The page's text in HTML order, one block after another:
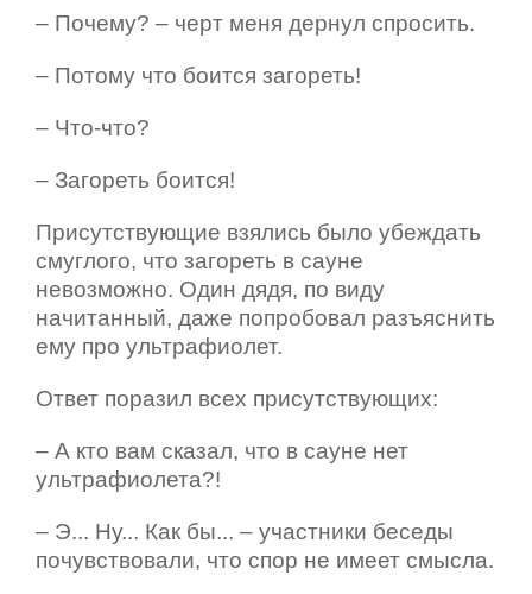
– Почему? – черт меня дернул спросить.
– Потому что боится загореть!
– Что-что?
– Загореть боится!
Присутствующие взялись было убеждать
смуглого, что загореть в сауне
невозможно. Один дядя, по виду
начитанный, даже попробовал разъяснить
ему про ультрафиолет.
Ответ поразил всех присутствующих:
– А кто вам сказал, что в сауне нет
ультрафиолета?!
– Э... Ну... Как бы... – участники беседы
почувствовали, что спор не имеет смысла.